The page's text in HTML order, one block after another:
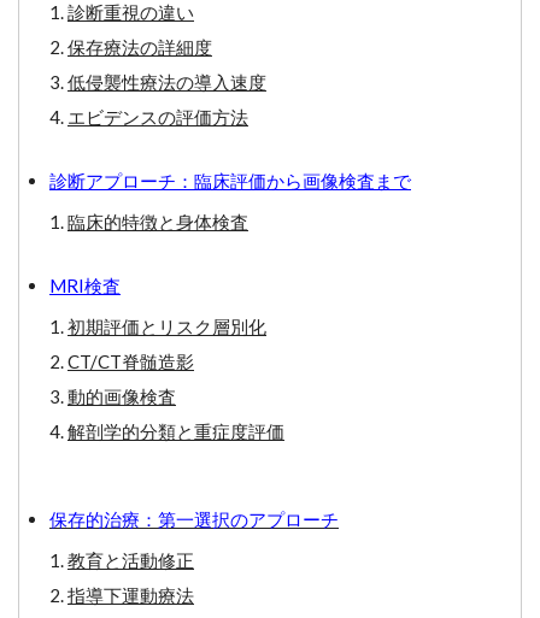
診断重視の違い
保存療法の詳細度
低侵襲性療法の導入速度
エビデンスの評価方法
診断アプローチ：臨床評価から画像検査まで
臨床的特徴と身体検査
MRI検査
初期評価とリスク層別化
CT/CT脊髄造影
動的画像検査
解剖学的分類と重症度評価
保存的治療：第一選択のアプローチ
教育と活動修正
指導下運動療法